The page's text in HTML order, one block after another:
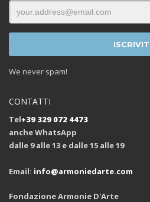
We never spam!
CONTATTI
Tel+39 329 072 4473
anche WhatsApp
dalle 9 alle 13 e dalle 15 alle 19
Email: info@armoniedarte.com
Fondazione Armonie D'Arte